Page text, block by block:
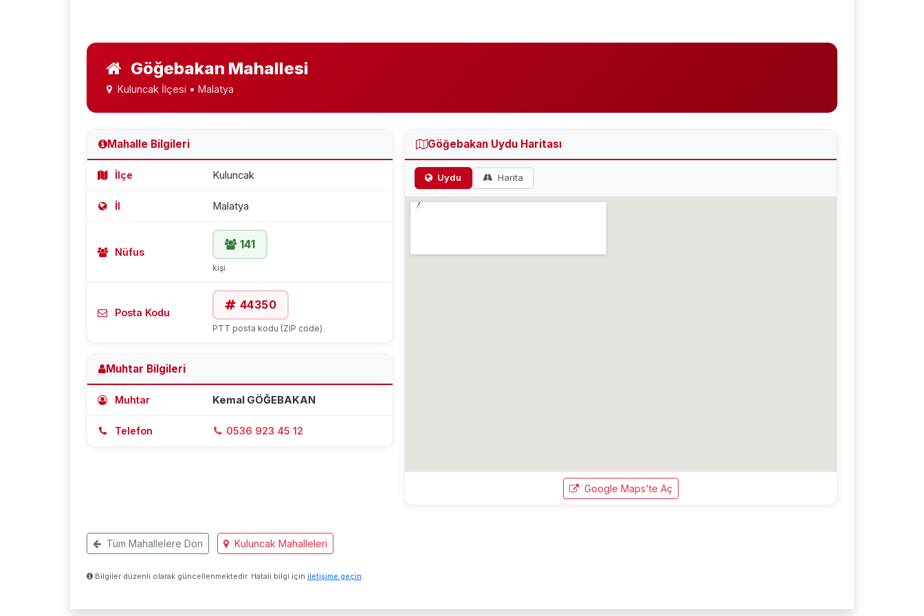
Göğebakan Mahallesi
Kuluncak İlçesi • Malatya
Mahalle Bilgileri
İlçe Kuluncak
İl Malatya
Nüfus
141
kişi
Posta Kodu
44350
PTT posta kodu (ZIP code)
Muhtar Bilgileri
Muhtar Kemal GÖĞEBAKAN
Telefon 0536 923 45 12
Göğebakan Uydu Haritası
Uydu Harita
Google Maps'te Aç
Tüm Mahallelere Dön Kuluncak Mahalleleri
Bilgiler düzenli olarak güncellenmektedir. Hatalı bilgi için iletişime geçin